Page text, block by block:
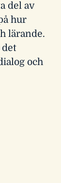
del av
hur
lärande.
det
och